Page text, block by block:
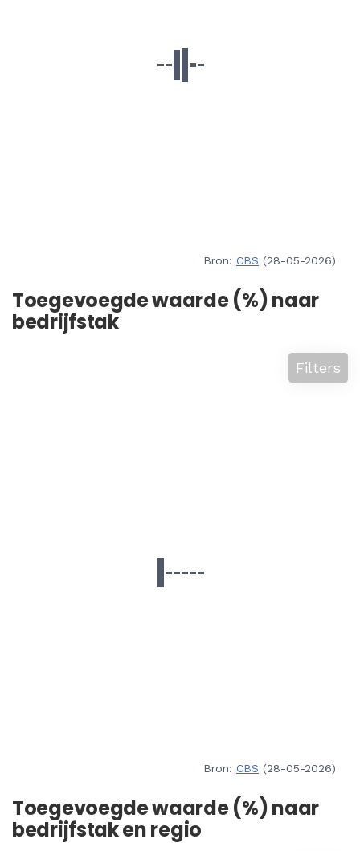
Bron: CBS (28-05-2026)
Toegevoegde waarde (%) naar
bedrijfstak
Filters
Bron: CBS (28-05-2026)
Toegevoegde waarde (%) naar
bedrijfstak en regio